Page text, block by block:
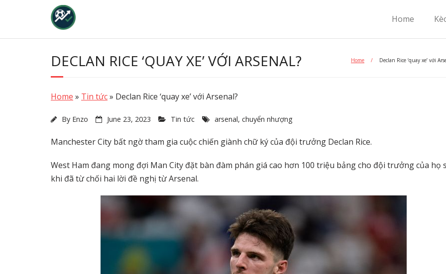
Home
DECLAN RICE ‘QUAY XE’ VỚI ARSENAL? Home / Declan Rice ‘quay xe’ với
Home » Tin tức» Declan Rice ‘quay xe’ với Arsenal?
By Enzo June 23, 2023 Tin tức arsenal, chuyển nhượng
Manchester City bất ngờ tham gia cuộc chiến giành chữ ký của đội trưởng Declan Rice.
West Ham đang mong đợi Man City đặt bàn đàm phán giá cao hơn 100 triệu bảng cho đội trưởng của họ
khi đã từ chối hai lời đề nghị từ Arsenal.